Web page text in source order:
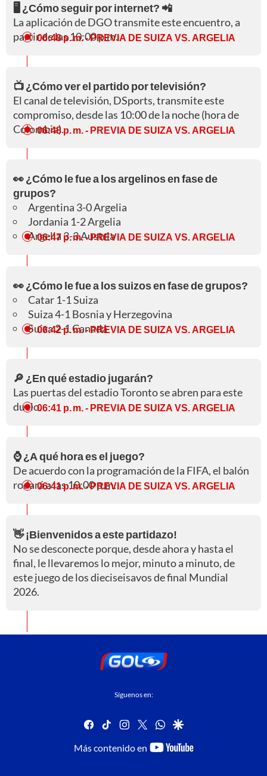
🖥️ ¿Cómo seguir por internet? 📲
La aplicación de DGO transmite este encuentro, a
partir de las 10:00 p.m.
06:48 p. m.- PREVIA DE SUIZA VS. ARGELIA
📺 ¿Cómo ver el partido por televisión?
El canal de televisión, DSports, transmite este
compromiso, desde las 10:00 de la noche (hora de
Colombia).
06:48 p. m. - PREVIA DE SUIZA VS. ARGELIA
👀 ¿Cómo le fue a los argelinos en fase de
grupos?
Argentina 3-0 Argelia
Jordania 1-2 Argelia
Argelia 3-3 Austria
06:47 p. m.- PREVIA DE SUIZA VS. ARGELIA
👀 ¿Cómo le fue a los suizos en fase de grupos?
Catar 1-1 Suiza
Suiza 4-1 Bosnia y Herzegovina
Suiza 2-1 Canadá
06:42 p. m.- PREVIA DE SUIZA VS. ARGELIA
🔎 ¿En qué estadio jugarán?
Las puertas del estadio Toronto se abren para este
duelo.06:41 p. m. - PREVIA DE SUIZA VS. ARGELIA
⌚ ¿A qué hora es el juego?
De acuerdo con la programación de la FIFA, el balón
rodará a las 10:00 p.m.
06:41 p. m.- PREVIA DE SUIZA VS. ARGELIA
👋 ¡Bienvenidos a este partidazo!
No se desconecte porque, desde ahora y hasta el
final, le llevaremos lo mejor, minuto a minuto, de
este juego de los dieciseisavos de final Mundial
2026.
Síguenos en:
facebook
tiktok instagram
twitterwhatsapp
google
Más contenido en
youtube-